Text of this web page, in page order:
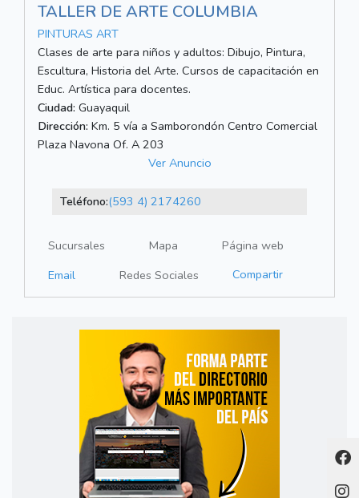
TALLER DE ARTE COLUMBIA
PINTURAS ART
Clases de arte para niños y adultos: Dibujo, Pintura,
Escultura, Historia del Arte. Cursos de capacitación en
Educ. Artística para docentes.
Ciudad: Guayaquil
Dirección: Km. 5 vía a Samborondón Centro Comercial
Plaza Navona Of. A 203
Ver Anuncio
Teléfono:(593 4) 2174260
Sucursales Mapa
Página web
Email
Redes Sociales Compartir